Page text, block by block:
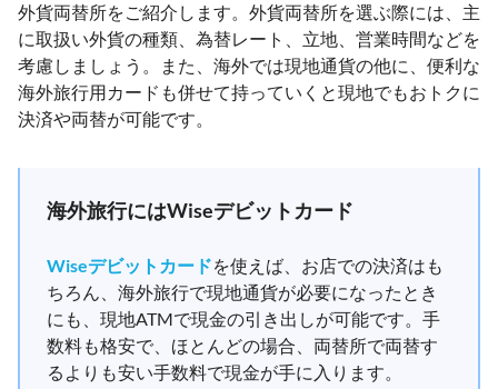
外貨両替所をご紹介します。外貨両替所を選ぶ際には、主
に取扱い外貨の種類、為替レート、立地、営業時間などを
考慮しましょう。また、海外では現地通貨の他に、便利な
海外旅行用カードも併せて持っていくと現地でもおトクに
決済や両替が可能です。
海外旅行にはWiseデビットカード
Wiseデビットカードを使えば、お店での決済はも
ちろん、海外旅行で現地通貨が必要になったとき
にも、現地ATMで現金の引き出しが可能です。手
数料も格安で、ほとんどの場合、両替所で両替す
るよりも安い手数料で現金が手に入ります。